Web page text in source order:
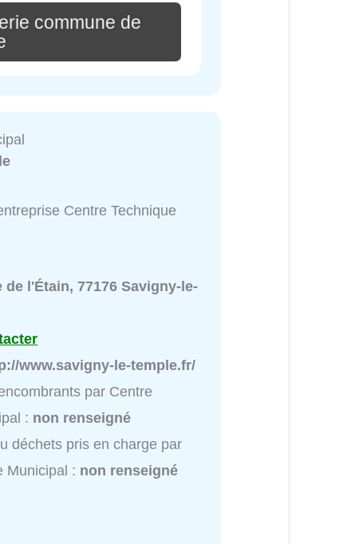
commune de
Centre Technique
de l'Étain, 77176 Savigny-le-
www.savigny-le-temple.fr/
par Centre
: non renseigné
déchets pris en charge par
Municipal : non renseigné